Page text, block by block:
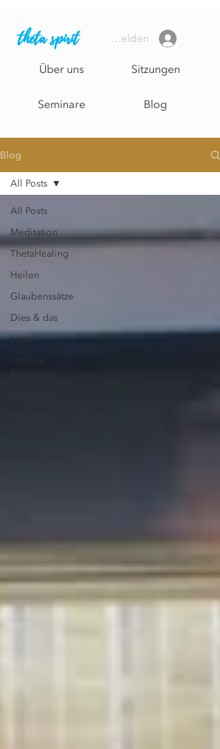
theta spirit
Über uns
Seminare
Sitzungen
Blog
Anmelden
Blog
All Posts
Meditation
ThetaHealing
Heilen
Glaubenssätze
Dies & das
Leben
Intuitive
All Posts